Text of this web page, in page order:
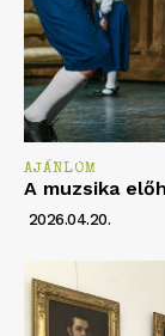
AJÁNLOM
A muzsika
2026.04.20.